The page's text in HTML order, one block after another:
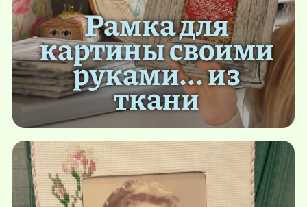
Рамка для
картины своими
руками... из
ткани